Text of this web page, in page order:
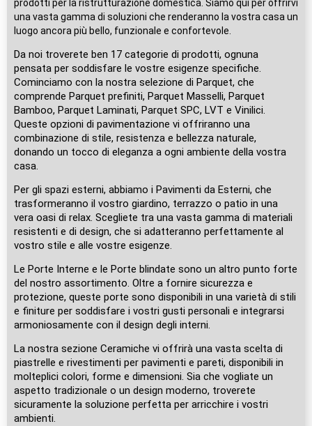
prodotti per la ristrutturazione domestica. Siamo qui per offrirvi
una vasta gamma di soluzioni che renderanno la vostra casa un
luogo ancora più bello, funzionale e confortevole.
Da noi troverete ben 17 categorie di prodotti, ognuna
pensata per soddisfare le vostre esigenze specifiche.
Cominciamo con la nostra selezione di Parquet, che
comprende Parquet prefiniti, Parquet Masselli, Parquet
Bamboo, Parquet Laminati, Parquet SPC, LVT e Vinilici.
Queste opzioni di pavimentazione vi offriranno una
combinazione di stile, resistenza e bellezza naturale,
donando un tocco di eleganza a ogni ambiente della vostra
casa.
Per gli spazi esterni, abbiamo i Pavimenti da Esterni, che
trasformeranno il vostro giardino, terrazzo o patio in una
vera oasi di relax. Scegliete tra una vasta gamma di materiali
resistenti e di design, che si adatteranno perfettamente al
vostro stile e alle vostre esigenze.
Le Porte Interne e le Porte blindate sono un altro punto forte
del nostro assortimento. Oltre a fornire sicurezza e
protezione, queste porte sono disponibili in una varietà di stili
e finiture per soddisfare i vostri gusti personali e integrarsi
armoniosamente con il design degli interni.
La nostra sezione Ceramiche vi offrirà una vasta scelta di
piastrelle e rivestimenti per pavimenti e pareti, disponibili in
molteplici colori, forme e dimensioni. Sia che vogliate un
aspetto tradizionale o un design moderno, troverete
sicuramente la soluzione perfetta per arricchire i vostri
ambienti.